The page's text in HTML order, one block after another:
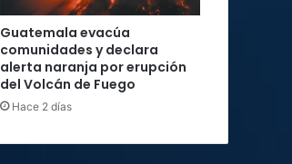
Guatemala evacúa
comunidades y declara
alerta naranja por erupción
del Volcán de Fuego
Hace 2 días